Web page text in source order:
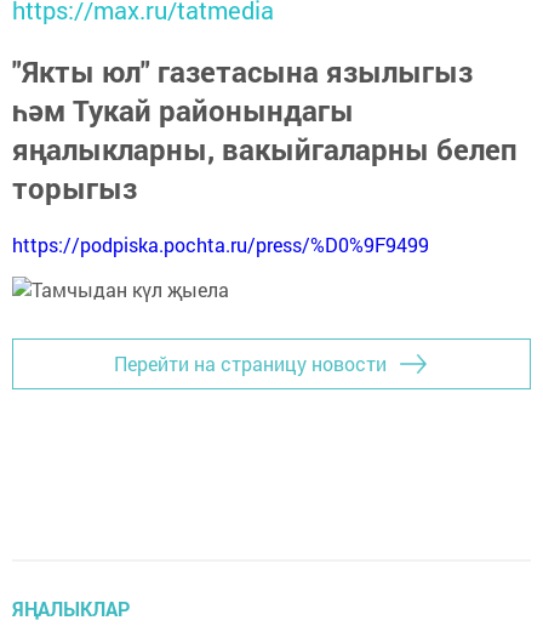
https://max.ru/tatmedia
"Якты юл" газетасына язылыгыз
һәм Тукай районындагы
яңалыкларны, вакыйгаларны белеп
торыгыз
https://podpiska.pochta.ru/press/%D0%9F9499
Перейти на страницу новости
ЯҢАЛЫКЛАР